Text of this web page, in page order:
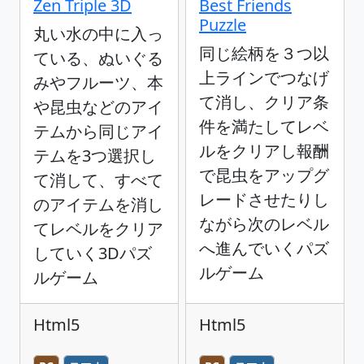
Zen Triple 3D
丸い水の中に入っ
ている、ぬいぐる
みやフルーツ、本
や昆虫などのアイ
テムから同じアイ
テムを3つ選択し
て消して、すべて
のアイテムを消し
てレベルをクリア
していく3Dパズ
ルゲーム
Html5
Best Friends
Puzzle
同じ絵柄を３つ以
上ラインでつなげ
て消し、クリア条
件を満たしてレベ
ルをクリアし報酬
で昆虫をアップグ
レードさせたりし
ながら次のレベル
へ進んでいくパズ
ルゲーム
Html5